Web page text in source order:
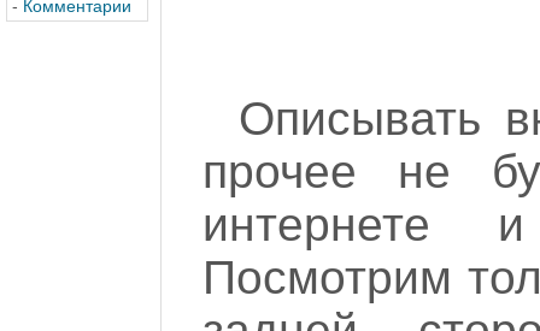
- Комментарии
Описывать
прочее не
интернете
Посмотрим